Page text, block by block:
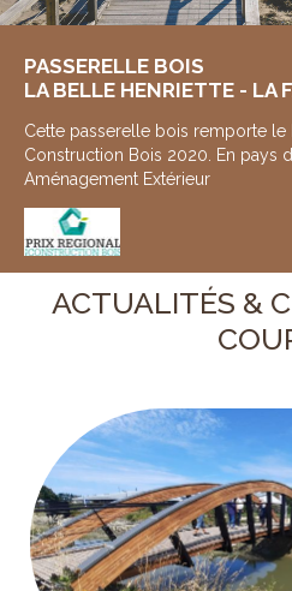
PASSERELLE BOIS
LA BELLE HENRIETTE - LA
Cette passerelle bois remporte le
Construction Bois 2020. En pays
Aménagement Extérieur
ACTUALITÉS &